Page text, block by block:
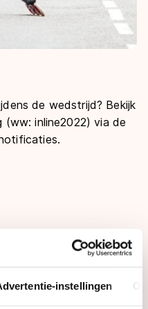
instellingen
de wedstrijd? Bekijk
(ww: inline2022) via de